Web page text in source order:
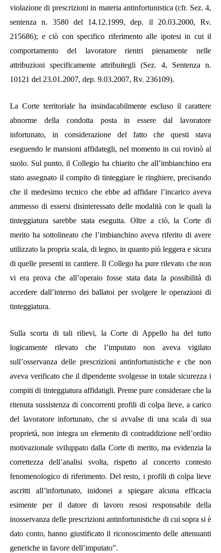
violazione di prescrizioni in materia antinfortunistica (cfr. Sez. 4,
sentenza n. 3580 del 14.12.1999, dep. il 20.03.2000, Rv.
215686); e ciò con specifico riferimento alle ipotesi in cui il
comportamento del lavoratore rientri pienamente nelle
attribuzioni specificamente attribuitegli (Sez. 4, Sentenza n.
10121 del 23.01.2007, dep. 9.03.2007, Rv. 236109).
La Corte territoriale ha insindacabilmente escluso il carattere
abnorme della condotta posta in essere dal lavoratore
infortunato, in considerazione del fatto che questi stava
eseguendo le mansioni affidategli, nel momento in cui rovinò al
suolo. Sul punto, il Collegio ha chiarito che all’imbianchino era
stato assegnato il compito di tinteggiare le ringhiere, precisando
che il medesimo tecnico che ebbe ad affidare l’incarico aveva
ammesso di essersi disinteressato delle modalità con le quali la
tinteggiatura sarebbe stata eseguita. Oltre a ciò, la Corte di
merito ha sottolineato che l’imbianchino aveva riferito di avere
utilizzato la propria scala, di legno, in quanto più leggera e sicura
di quelle presenti in cantiere. Il Collego ha pure rilevato che non
vi era prova che all’operaio fosse stata data la possibilità di
accedere dall’interno dei ballatoi per svolgere le operazioni di
tinteggiatura.
Sulla scorta di tali rilievi, la Corte di Appello ha del tutto
logicamente rilevato che l’imputato non aveva vigilato
sull’osservanza delle prescrizioni antinfortunistiche e che non
aveva verificato che il dipendente svolgesse in totale sicurezza i
compiti di tinteggiatura affidatigli. Preme pure considerare che la
ritenuta sussistenza di concorrenti profili di colpa lieve, a carico
del lavoratore infortunato, che si avvalse di una scala di sua
proprietà, non integra un elemento di contraddizione nell’ordito
motivazionale sviluppato dalla Corte di merito, ma evidenzia la
correttezza dell’analisi svolta, rispetto al concerto contesto
fenomenologico di riferimento. Del resto, i profili di colpa lieve
ascritti all’infortunato, inidonei a spiegare alcuna efficacia
esimente per il datore di lavoro resosi responsabile della
inosservanza delle prescrizioni antinfortunistiche di cui sopra si è
dato conto, hanno giustificato il riconoscimento delle attenuanti
generiche in favore dell’imputato”.